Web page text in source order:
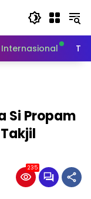
Internasional
Si Propam
235